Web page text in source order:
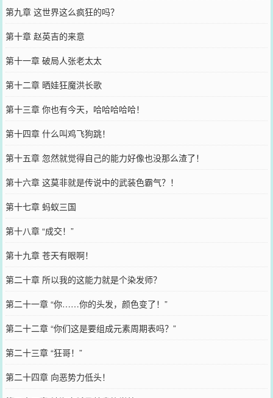
第九章 这世界这么疯狂的吗？
第十章 赵英吉的来意
第十一章 破局人张老太太
第十二章 晒娃狂魔洪长歌
第十三章 你也有今天，哈哈哈哈哈！
第十四章 什么叫鸡飞狗跳！
第十五章 忽然就觉得自己的能力好像也没那么渣了！
第十六章 这莫非就是传说中的武装色霸气？！
第十七章 蚂蚁三国
第十八章 “成交！”
第十九章 苍天有眼啊！
第二十章 所以我的这能力就是个染发师？
第二十一章 “你……你的头发，颜色变了！”
第二十二章 “你们这是要组成元素周期表吗？”
第二十三章 “狂哥！”
第二十四章 向恶势力低头！